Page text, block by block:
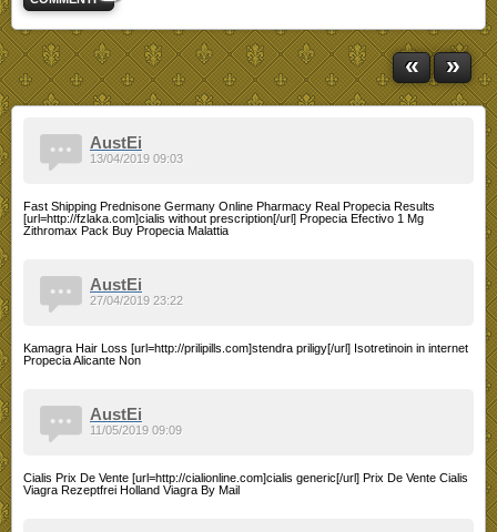
« »
AustEi
Fast Shipping Prednisone Germany Online Pharmacy Real Propecia Results
[url=http://fzlaka.com]cialis without prescription[/url] Propecia Efectivo 1 Mg
Zithromax Pack Buy Propecia Malattia
13/04/2019 09:03
AustEi
Kamagra Hair Loss [url=http://prilipills.com]stendra priligy[/url] Isotretinoin in internet
Propecia Alicante Non
27/04/2019 23:22
AustEi
Cialis Prix De Vente [url=http://cialionline.com]cialis generic[/url] Prix De Vente Cialis
Viagra Rezeptfrei Holland Viagra By Mail
11/05/2019 09:09